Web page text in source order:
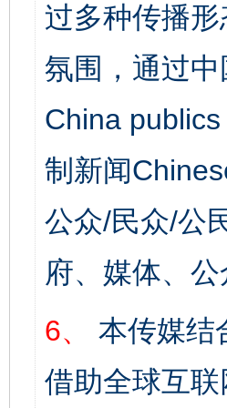
过多种传播
氛围，通过
China
制新闻
公众/民众/公
府、媒体、
6、
本传媒结
借助全球互